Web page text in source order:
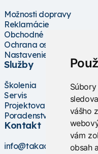
vášho
vám
obsah
Možnosti dopravy
Reklamácie
Obchodné podmienky
Ochrana osobných údajov
Nastavenie cookies
Služby
Školenia
Servis
Projektovanie
Poradenstvo
Kontakt
info@takacs.sk